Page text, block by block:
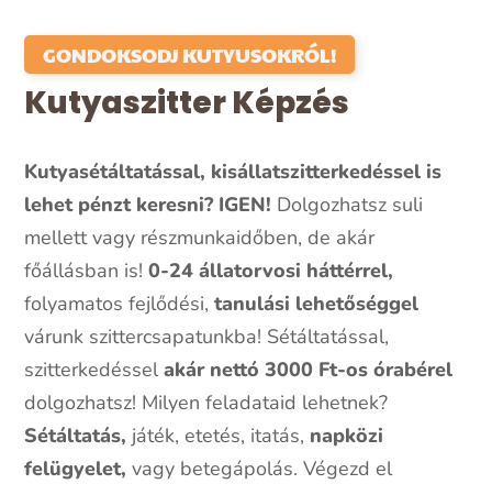
GONDOKSODJ KUTYUSOKRÓL!
Kutyaszitter Képzés
Kutyasétáltatással, kisállatszitterkedéssel is
lehet pénzt keresni? IGEN! Dolgozhatsz suli
mellett vagy részmunkaidőben, de akár
főállásban is!0-24 állatorvosi háttérrel,
folyamatos fejlődési,tanulási lehetőséggel
várunk szittercsapatunkba! Sétáltatással,
szitterkedésselakár nettó 3000 Ft-os órabérel
dolgozhatsz! Milyen feladataid lehetnek?
Sétáltatás, játék, etetés, itatás, napközi
felügyelet,vagy betegápolás. Végezd el